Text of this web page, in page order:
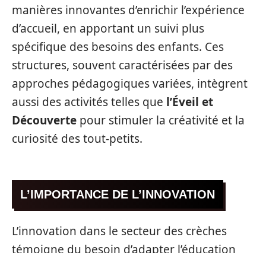
manières innovantes d’enrichir l’expérience
d’accueil, en apportant un suivi plus
spécifique des besoins des enfants. Ces
structures, souvent caractérisées par des
approches pédagogiques variées, intègrent
aussi des activités telles que l’Éveil et
Découverte pour stimuler la créativité et la
curiosité des tout-petits.
L’IMPORTANCE DE L’INNOVATION
L’innovation dans le secteur des crèches
témoigne du besoin d’adapter l’éducation